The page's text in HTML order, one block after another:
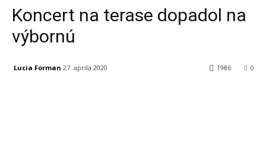
Koncert na terase dopadol na
výbornú
Lucia Forman 27. apríla 2020 0
1986